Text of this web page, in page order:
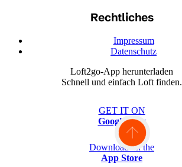
Rechtliches
Impressum
Datenschutz
Loft2go-App herunterladen
Schnell und einfach Loft finden.
GET IT ON
Google Play
Download on the
App Store